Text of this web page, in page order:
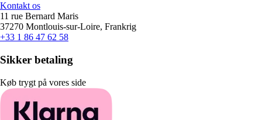
Kontakt os
11 rue Bernard Maris
37270 Montlouis-sur-Loire, Frankrig
+33 1 86 47 62 58
Sikker betaling
Køb trygt på vores side